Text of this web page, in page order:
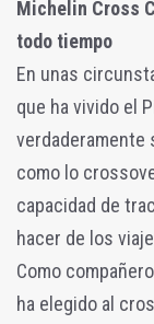
Michelin Cross
todo tiempo
En unas
que ha vivido el
verdaderamente
como lo
capacidad de
hacer de los
Como
ha elegido al